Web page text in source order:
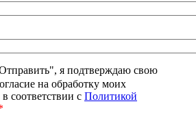
я подтверждаю свою
на обработку моих
соответствии с Политикой